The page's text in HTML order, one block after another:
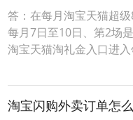
答：在每月淘宝天猫超
每月7日至10日、第2场
淘宝天猫淘礼金入口进
叠加淘宝天猫超级88官
猫购物更划算；词令直
到淘礼金天猫淘宝红包
词令 」APP，输入口令“
淘宝闪购外卖订单怎